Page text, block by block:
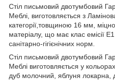
Стіл письмовий двотумбовий
Меблі, виготовляється з
категорії,товщиною 16 мм,
матеріалу, що має клас емісії
санітарно-гігієнічних норм.
Стіл письмовий двотумбовий
Меблі виготовляється у
дуб молочний, яблуня локарна,